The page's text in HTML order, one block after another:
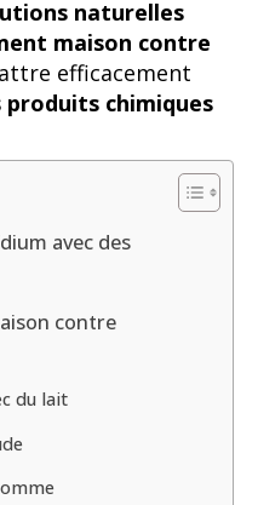
naturelles
maison contre
efficacement
produits chimiques
avec des
contre
du lait